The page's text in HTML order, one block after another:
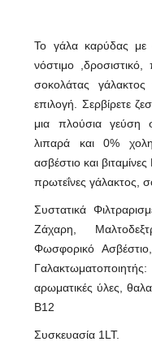
Το γάλα καρύδας με
νόστιμο
σοκολάτας
επιλογή. Σερβίρετε
μια πλούσια γεύση
λιπαρά και 0%
ασβέστιο και
πρωτεΐνες γάλακτος,
Συστατικά
Ζάχαρη,
Φωσφορικό
αρωματικές ύλες,
Β12
Συσκευασία 1LT.